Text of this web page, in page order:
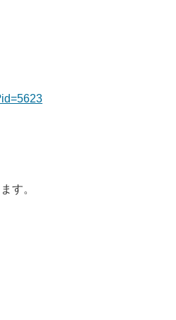
す。